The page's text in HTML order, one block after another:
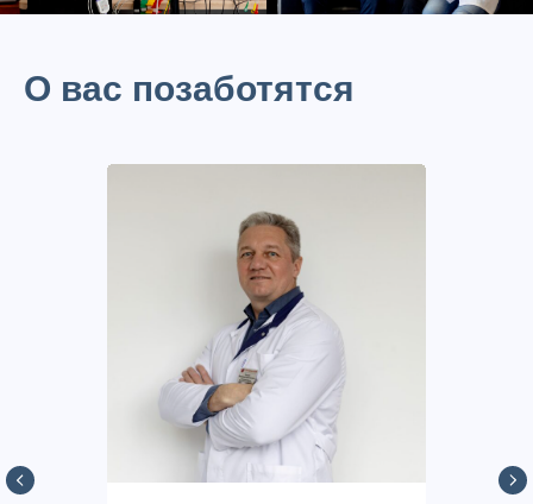
О вас позаботятся